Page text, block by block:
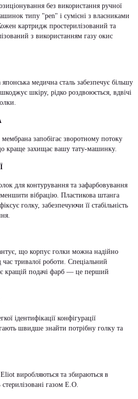
без використання ручної
типу "pen" і сумісні з власниками
картридж простерилізований та
з використанням газу окис
медична сталь забезпечує більшу
шкіру, рідко роздвоюється, вдвічі
запобігає зворотному потоку
краще захищає вашу тату-машинку.
для контурування та зафарбовування
вібрацію. Пластикова штанга
голку, забезпечуючи її стабільність
що корпус голки можна надійно
час тривалої роботи. Спеціальний
кращій подачі фарб — це перший
ідентифікації конфігурації
швидше знайти потрібну голку та
виробляються та збираються в
газом E.O.